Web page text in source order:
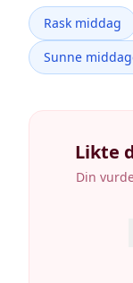
Rask middag
Sunne
Likte
Din